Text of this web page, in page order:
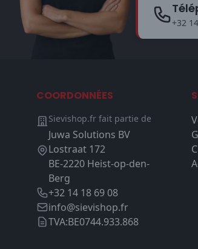
+32
COORDONNÉES
Sievishop.fr fait partie de
Juwa Solutions BV
Lostraat 172
BE-2220 Heist-op-den-
Berg
+32 14 18 69 08
info@sievishop.fr
TVA:BE0744.933.868